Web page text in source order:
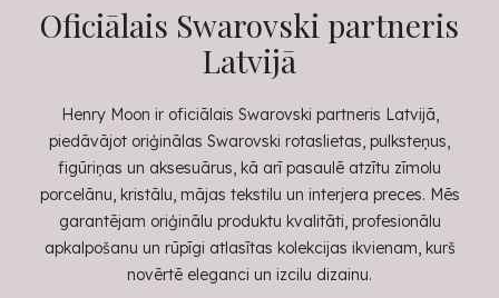
Oficiālais Swarovski partneris
Latvijā
Henry Moon ir oficiālais Swarovski partneris Latvijā,
piedāvājot oriģinālas Swarovski rotaslietas, pulksteņus,
figūriņas un aksesuārus, kā arī pasaulē atzītu zīmolu
porcelānu, kristālu, mājas tekstilu un interjera preces. Mēs
garantējam oriģinālu produktu kvalitāti, profesionālu
apkalpošanu un rūpīgi atlasītas kolekcijas ikvienam, kurš
novērtē eleganci un izcilu dizainu.